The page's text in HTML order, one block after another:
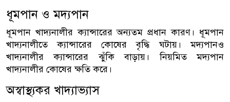
ধূমপান ও মদ্যপান
ধূমপান খাদ্যনালীর ক্যান্সারের অন্যতম প্রধান কারণ। ধূমপান
খাদ্যনালীতে ক্যান্সারের কোষের বৃদ্ধি ঘটায়। মদ্যপানও
খাদ্যনালীর ক্যান্সারের ঝুঁকি বাড়ায়। নিয়মিত মদ্যপান
খাদ্যনালীর কোষের ক্ষতি করে।
অস্বাস্থ্যকর খাদ্যাভ্যাস